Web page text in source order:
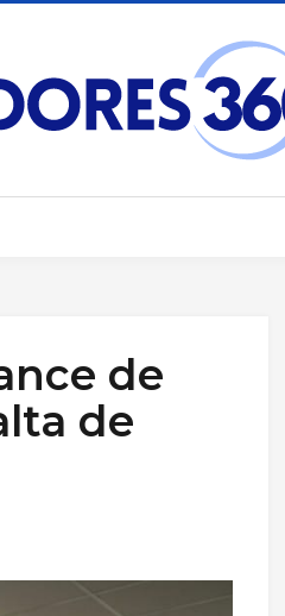
de
de